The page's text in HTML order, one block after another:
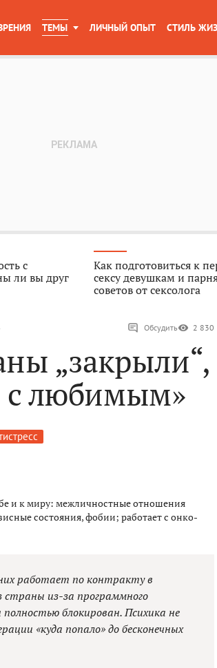
ТЕМЫ ЛИЧНЫЙ ОПЫТ СТИЛЬ
с
ли вы друг
Как подготовиться к
сексу девушкам и
советов от сексолога
Обсудить 2 830
„закрыли“,
с любимым»
и к миру: межличностные отношения
состояния, фобии; работает с онко-
работает по контракту в
страны из-за программного
блокирован. Психика не
«куда попало» до бесконечных